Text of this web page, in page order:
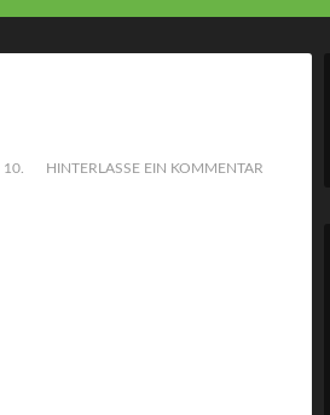
HINTERLASSE EIN KOMMENTAR
10.